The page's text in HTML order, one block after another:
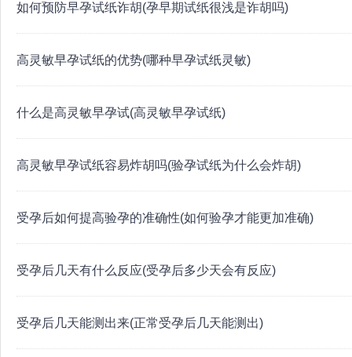
如何预防早孕试纸诈胡(孕早期试纸很浅是诈胡吗)
高灵敏早孕试纸的优势(哪种早孕试纸灵敏)
什么是高灵敏早孕试(高灵敏早孕试纸)
高灵敏早孕试纸容易炸胡吗(验孕试纸为什么会炸胡)
受孕后如何提高验孕的准确性(如何验孕才能更加准确)
受孕后几天有什么反应(受孕后多少天会有反应)
受孕后几天能测出来(正常受孕后几天能测出)